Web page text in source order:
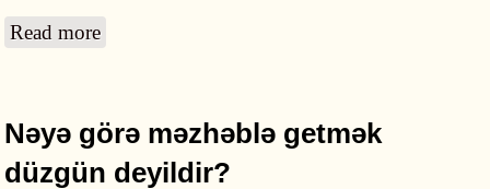
Read more
Nəyə görə məzhəblə getmək
düzgün deyildir?